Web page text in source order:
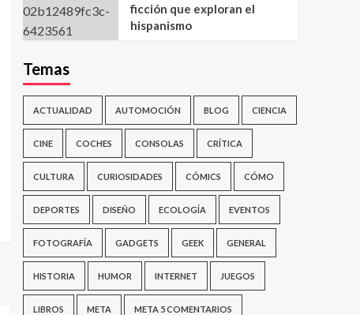
ficción que exploran el
hispanismo
Temas
ACTUALIDAD AUTOMOCIÓN BLOG CIENCIA
CINE COCHES CONSOLAS CRÍTICA
CULTURA CURIOSIDADES CÓMICS CÓMO
DEPORTES DISEÑO ECOLOGÍA EVENTOS
FOTOGRAFÍA GADGETS GEEK GENERAL
HISTORIA HUMOR INTERNET JUEGOS
LIBROS META META 5 COMENTARIOS